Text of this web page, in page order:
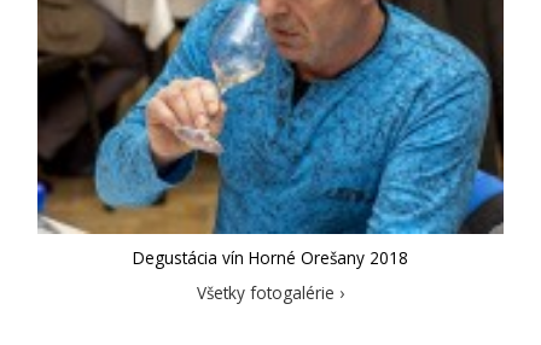
Degustácia vín Horné Orešany 2018
Všetky fotogalérie ›